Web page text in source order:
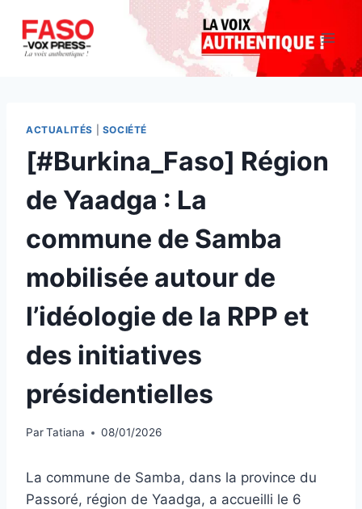
contenu
ACTUALITÉS SOCIÉTÉ
[#Burkina_Faso] Région
de Yaadga : La
commune de Samba
mobilisée autour de
l’idéologie de la RPP et
des initiatives
présidentielles
ParTatiana 08/01/2026
La commune de Samba, dans la province du
Passoré, région de Yaadga, a accueilli le 6